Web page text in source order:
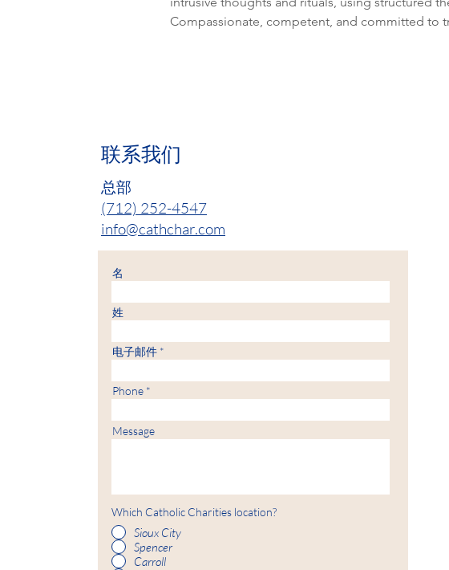
Compassionate, competent, and committed to
联系我们
总部
(712) 252-4547
info@cathchar.com
名
姓
电子邮件
Phone
Message
Which Catholic Charities location?
Sioux City
Spencer
Carroll